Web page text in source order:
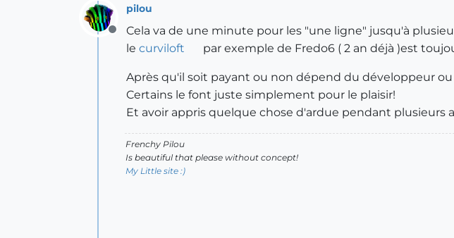
Offline
pilou
Cela va de une minute pour les "une ligne" jusqu'à
le curviloft par exemple de Fredo6 ( 2 an déjà )est
Après qu'il soit payant ou non dépend du développeur
Certains le font juste simplement pour le plaisir!
Et avoir appris quelque chose d'ardue pendant plusieurs
Frenchy Pilou
Is beautiful that please without concept!
My Little site :)